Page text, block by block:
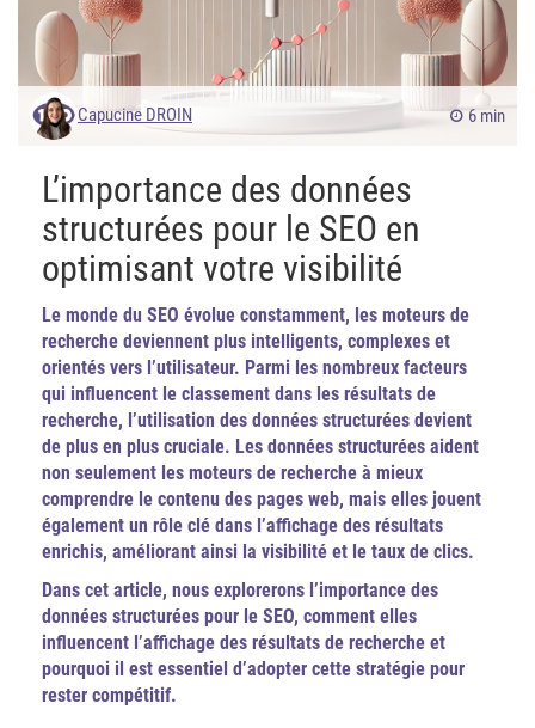
Capucine DROIN 6 min
L’importance des données
structurées pour le SEO en
optimisant votre visibilité
Le monde du SEO évolue constamment, les moteurs de
recherche deviennent plus intelligents, complexes et
orientés vers l’utilisateur. Parmi les nombreux facteurs
qui influencent le classement dans les résultats de
recherche, l’utilisation des données structurées devient
de plus en plus cruciale. Les données structurées aident
non seulement les moteurs de recherche à mieux
comprendre le contenu des pages web, mais elles jouent
également un rôle clé dans l’affichage des résultats
enrichis, améliorant ainsi la visibilité et le taux de clics.
Dans cet article, nous explorerons l’importance des
données structurées pour le SEO, comment elles
influencent l’affichage des résultats de recherche et
pourquoi il est essentiel d’adopter cette stratégie pour
rester compétitif.